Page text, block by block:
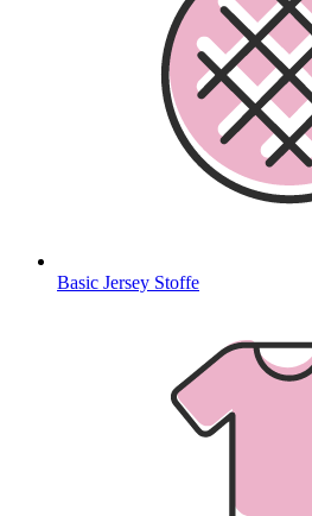
Basic Jersey Stoffe